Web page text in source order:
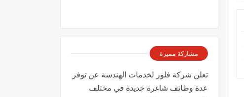
مشاركة مميزة
تعلن شركة فلور لخدمات الهندسة عن توفر
عدة وظائف شاغرة جديدة في مختلف